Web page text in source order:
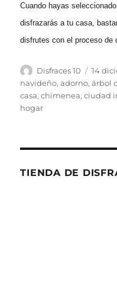
Cuando hayas
disfrazarás a tu casa,
disfrutes con el proceso de
Autor
Disfraces 10
el
14
navideño,adorno,árbol
casa,chimenea,ciudad
hogar
TIENDA DE